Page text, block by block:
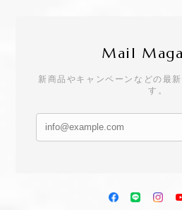
Mail
新商品やキャンペーンなどの最
す。